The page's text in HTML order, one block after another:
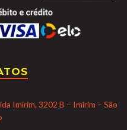
Imirim, 3202 B – Imirim – São